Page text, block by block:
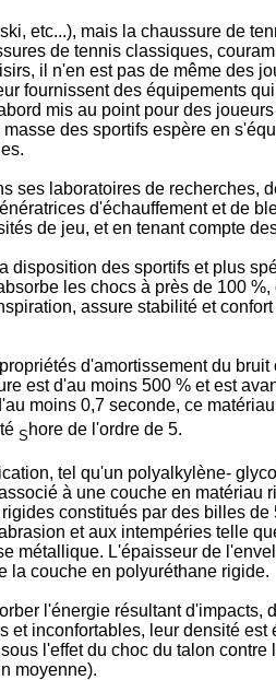
etc...), mais la chaussure de
de tennis classiques,
il n'en est pas de même des
fournissent des équipements
mis au point pour des
des sportifs espère en
ses laboratoires de recherches,
d'échauffement et de
de jeu, et en tenant compte
des sportifs et plus
les chocs à près de 100
assure stabilité et
d'amortissement du
est d'au moins 500 % et est
moins 0,7 seconde, ce
S hore de l'ordre de 5.
tel qu'un polyalkylène-
à une couche en
constitués par des billes
et aux intempéries telle
métallique. L'épaisseur de
la couche en polyuréthane rigide.
l'énergie résultant
inconfortables, leur densité
l'effet du choc du talon
moyenne).